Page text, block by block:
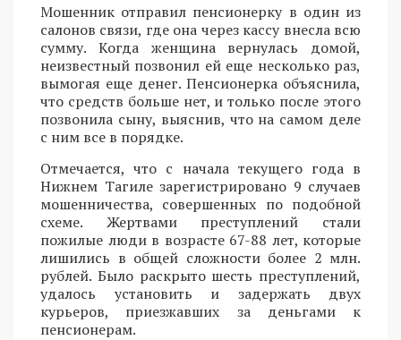
Мошенник отправил пенсионерку в один из
салонов связи, где она через кассу внесла всю
сумму. Когда женщина вернулась домой,
неизвестный позвонил ей еще несколько раз,
вымогая еще денег. Пенсионерка объяснила,
что средств больше нет, и только после этого
позвонила сыну, выяснив, что на самом деле
с ним все в порядке.
Отмечается, что с начала текущего года в
Нижнем Тагиле зарегистрировано 9 случаев
мошенничества, совершенных по подобной
схеме. Жертвами преступлений стали
пожилые люди в возрасте 67-88 лет, которые
лишились в общей сложности более 2 млн.
рублей. Было раскрыто шесть преступлений,
удалось установить и задержать двух
курьеров, приезжавших за деньгами к
пенсионерам.